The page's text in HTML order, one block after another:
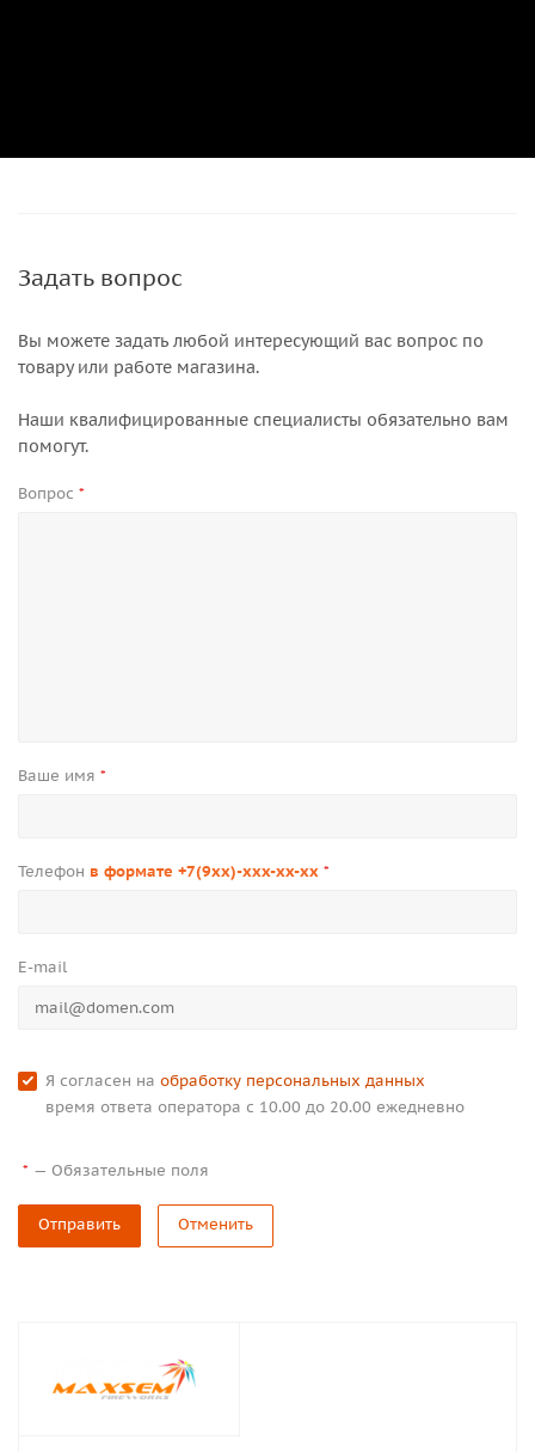
Задать вопрос
Вы можете задать любой интересующий вас вопрос по
товару или работе магазина.
Наши квалифицированные специалисты обязательно вам
помогут.
Вопрос *
Ваше имя *
Телефон в формате +7(9xx)-xxx-xx-xx *
E-mail
Я согласен на обработку персональных данных
время ответа оператора с 10.00 до 20.00 ежедневно
* — Обязательные поля
Отправить Отменить